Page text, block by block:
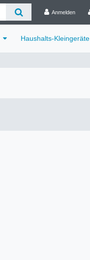
Anmelden
Haushalts-Kleingeräte